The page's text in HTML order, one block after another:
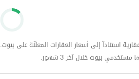
استناداّ إلى أسعار العقارات المعلَنَة على بيوت.
بيوت خلال آخر 3 شهور.